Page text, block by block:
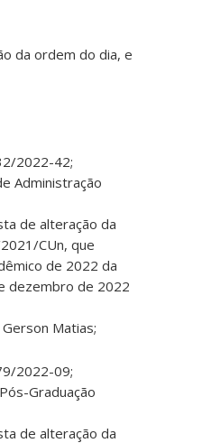
da ordem do dia, e
2022-42;
Administração
de alteração da
CUn, que
de 2022 da
dezembro de 2022
Matias;
2022-09;
Graduação
de alteração da